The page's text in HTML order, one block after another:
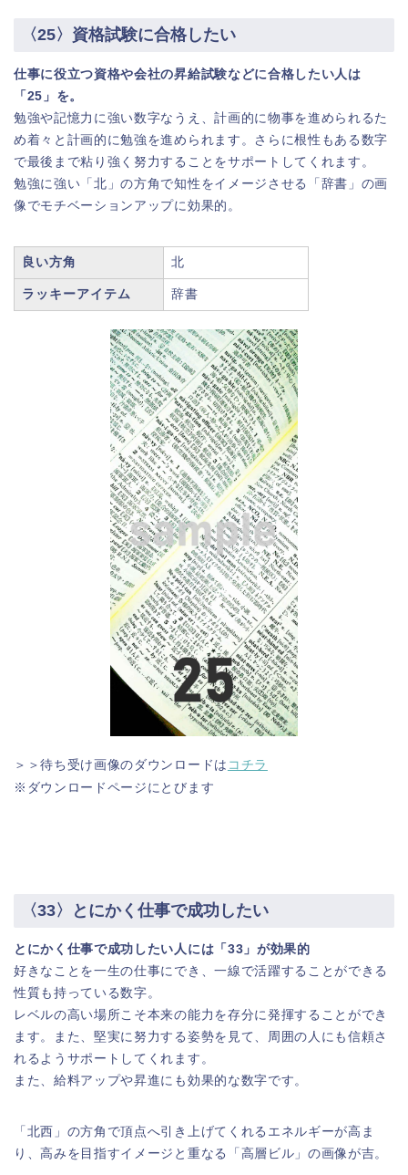
〈25〉資格試験に合格したい
仕事に役立つ資格や会社の昇給試験などに合格したい人は
「25」を。
勉強や記憶力に強い数字なうえ、計画的に物事を進められるた
め着々と計画的に勉強を進められます。さらに根性もある数字
で最後まで粘り強く努力することをサポートしてくれます。
勉強に強い「北」の方角で知性をイメージさせる「辞書」の画
像でモチベーションアップに効果的。
良い方角 北
ラッキーアイテム 辞書
＞＞待ち受け画像のダウンロードは コチラ
※ダウンロードページにとびます
〈33〉とにかく仕事で成功したい
とにかく仕事で成功したい人には「33」が効果的
好きなことを一生の仕事にでき、一線で活躍することができる
性質も持っている数字。
レベルの高い場所こそ本来の能力を存分に発揮することができ
ます。また、堅実に努力する姿勢を見て、周囲の人にも信頼さ
れるようサポートしてくれます。
また、給料アップや昇進にも効果的な数字です。
「北西」の方角で頂点へ引き上げてくれるエネルギーが高ま
り、高みを目指すイメージと重なる「高層ビル」の画像が吉。